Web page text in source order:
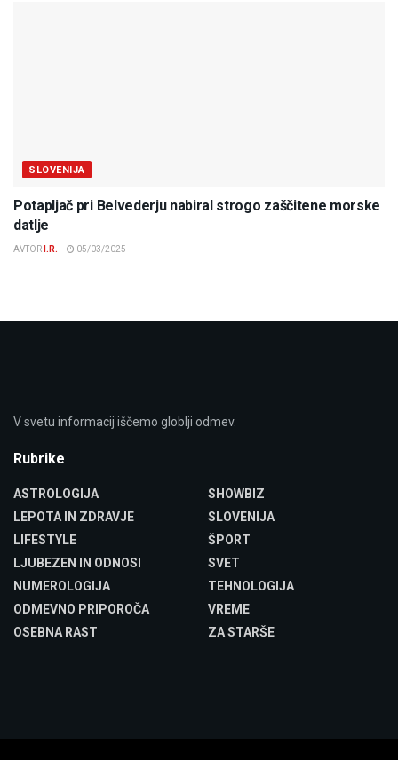
SLOVENIJA
Potapljač pri Belvederju nabiral strogo zaščitene morske
datlje
AVTOR I.R. 05/03/2025
V svetu informacij iščemo globlji odmev.
Rubrike
ASTROLOGIJA
LEPOTA IN ZDRAVJE
LIFESTYLE
LJUBEZEN IN ODNOSI
NUMEROLOGIJA
ODMEVNO PRIPOROČA
OSEBNA RAST
SHOWBIZ
SLOVENIJA
ŠPORT
SVET
TEHNOLOGIJA
VREME
ZA STARŠE